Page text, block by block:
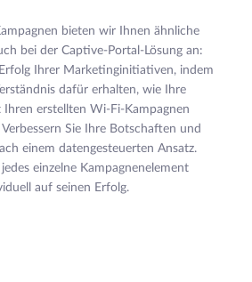
bieten wir Ihnen ähnliche
bei der Captive-Portal-Lösung an:
Ihrer Marketinginitiativen, indem
dafür erhalten, wie Ihre
Ihren erstellten Wi-Fi-Kampagnen
Sie Ihre Botschaften und
einem datengesteuerten Ansatz.
einzelne Kampagnenelement
auf seinen Erfolg.